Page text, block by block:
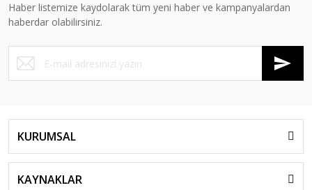
Haber listemize kaydolarak tüm yeni haber ve kampanyalardan
haberdar olabilirsiniz.
KURUMSAL
KAYNAKLAR